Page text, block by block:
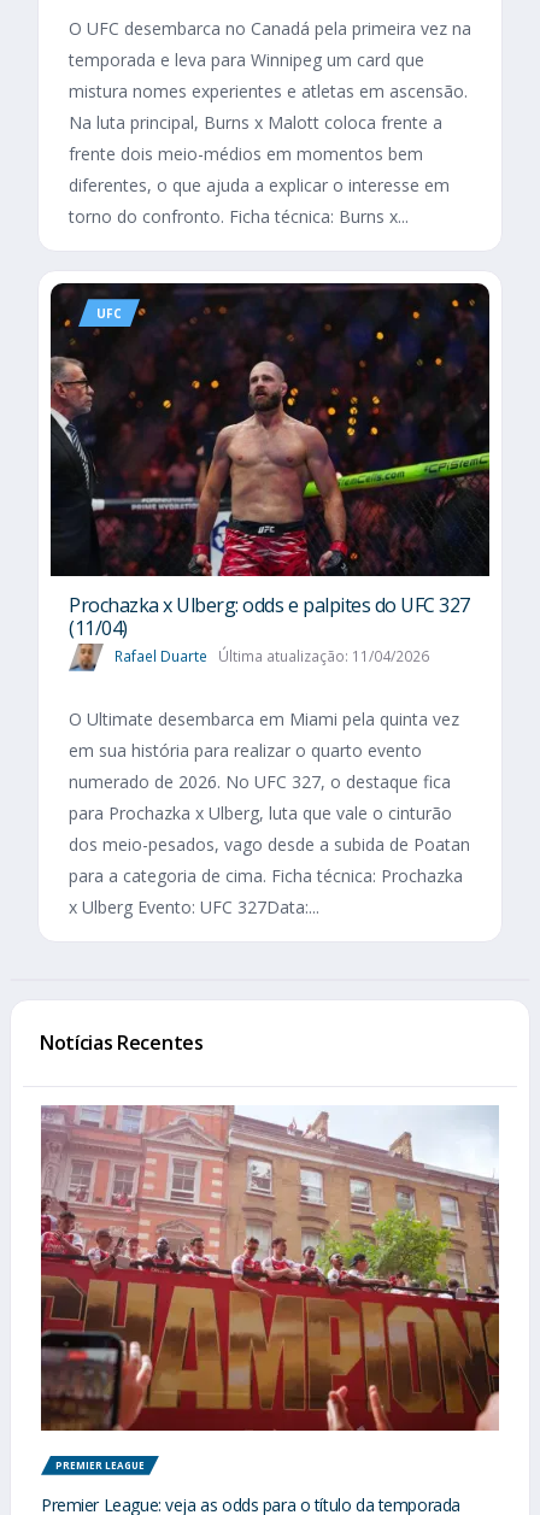
O UFC desembarca no Canadá pela primeira vez na
temporada e leva para Winnipeg um card que
mistura nomes experientes e atletas em ascensão.
Na luta principal, Burns x Malott coloca frente a
frente dois meio-médios em momentos bem
diferentes, o que ajuda a explicar o interesse em
torno do confronto. Ficha técnica: Burns x...
UFC
Prochazka x Ulberg: odds e palpites do UFC 327
(11/04)
Rafael Duarte Última atualização: 11/04/2026
O Ultimate desembarca em Miami pela quinta vez
em sua história para realizar o quarto evento
numerado de 2026. No UFC 327, o destaque fica
para Prochazka x Ulberg, luta que vale o cinturão
dos meio-pesados, vago desde a subida de Poatan
para a categoria de cima. Ficha técnica: Prochazka
x Ulberg Evento: UFC 327Data:...
Notícias Recentes
PREMIER LEAGUE
Premier League: veja as odds para o título da temporada